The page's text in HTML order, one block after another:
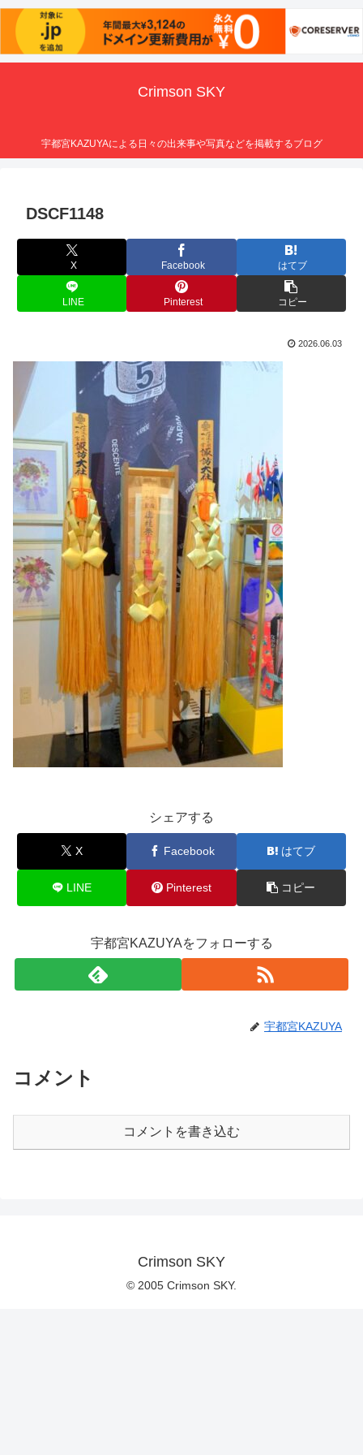
Crimson SKY
宇都宮KAZUYAによる日々の出来事や写真などを掲載するブログ
DSCF1148
X Facebook はてブ
LINE Pinterest コピー
2026.06.03
シェアする
X Facebook はてブ
LINE Pinterest コピー
宇都宮KAZUYAをフォローする
宇都宮KAZUYA
コメント
コメントを書き込む
Crimson SKY
© 2005 Crimson SKY.